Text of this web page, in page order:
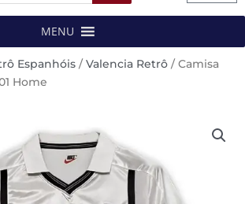
MENU
Espanhóis /Valencia Retrô / Camisa
Home